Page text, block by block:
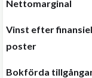
Nettomarginal
Vinst efter
poster
Bokförda